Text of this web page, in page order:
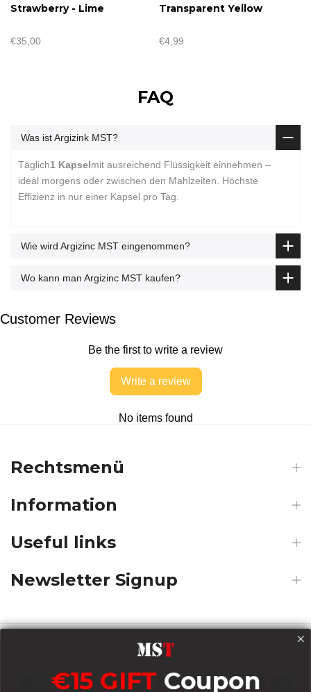
Strawberry - Lime
€35,00
Transparent Yellow
€4,99
FAQ
Was ist Argizink MST?
Täglich1 Kapselmit ausreichend Flüssigkeit einnehmen –
ideal morgens oder zwischen den Mahlzeiten. Höchste
Effizienz in nur einer Kapsel pro Tag.
Wie wird Argizinс MST eingenommen?
Wo kann man Argizinс MST kaufen?
Customer Reviews
Be the first to write a review
Write a review
No items found
Rechtsmenü
Information
Useful links
Newsletter Signup
Payments
€15 GIFT Coupon